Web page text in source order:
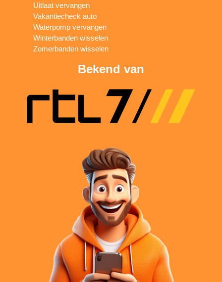
Uitlaat vervangen
Vakantiecheck auto
Waterpomp vervangen
Winterbanden wisselen
Zomerbanden wisselen
Bekend van